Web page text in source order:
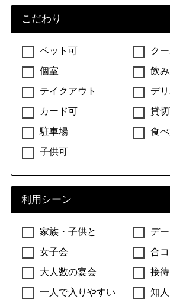
こだわり
ペット可
ク
個室
飲
テイクアウト
デ
カード可
貸
駐車場
食
子供可
利用シーン
家族・子供と
デー
女子会
合
大人数の宴会
接待
一人で入りやすい
知